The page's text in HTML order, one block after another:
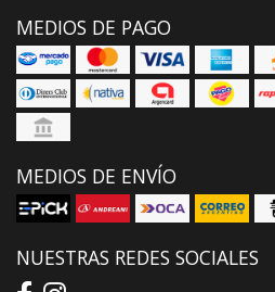
MEDIOS DE PAGO
MEDIOS DE ENVÍO
NUESTRAS REDES SOCIALES